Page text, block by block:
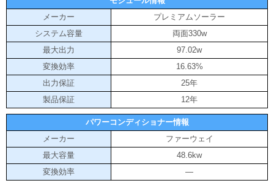
メーカー
プレミアムソーラー
システム容量
両面330w
最大出力
97.02w
変換効率
16.63%
出力保証
25年
製品保証
12年
パワーコンディショナー情報
メーカー
ファーウェイ
最大容量
48.6kw
変換効率
―